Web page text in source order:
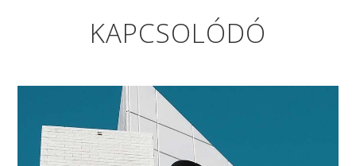
KAPCSOLÓDÓ